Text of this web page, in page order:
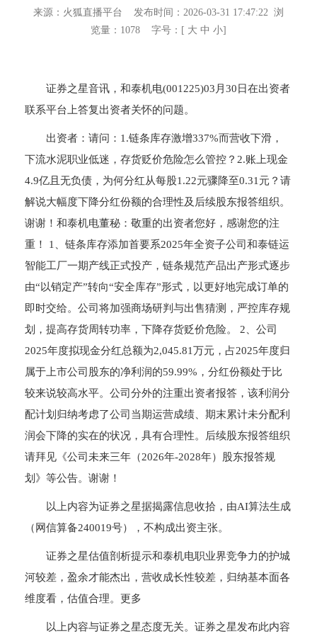
来源： 火狐直播平台 发布时间：2026-03-31 17:47:22 浏
览量： 1078字号：[ 大 中 小]
证券之星音讯，和泰机电(001225)03月30日在出资者
联系平台上答复出资者关怀的问题。
出资者：请问：1.链条库存激增337%而营收下滑，
下流水泥职业低迷，存货贬价危险怎么管控？2.账上现金
4.9亿且无负债，为何分红从每股1.22元骤降至0.31元？请
解说大幅度下降分红份额的合理性及后续股东报答组织。
谢谢！和泰机电董秘：敬重的出资者您好，感谢您的注
重！ 1、链条库存添加首要系2025年全资子公司和泰链运
智能工厂一期产线正式投产，链条规范产品出产形式逐步
由“以销定产”转向“安全库存”形式，以更好地完成订单的
即时交给。公司将加强商场研判与出售猜测，严控库存规
划，提高存货周转功率，下降存货贬价危险。 2、公司
2025年度拟现金分红总额为2,045.81万元，占2025年度归
属于上市公司股东的净利润的59.99%，分红份额处于比
较来说较高水平。公司分外的注重出资者报答，该利润分
配计划归纳考虑了公司当期运营成绩、期末累计未分配利
润会下降的实在的状况，具有合理性。后续股东报答组织
请拜见《公司未来三年（2026年-2028年）股东报答规
划》等公告。谢谢！
以上内容为证券之星据揭露信息收拾，由AI算法生成
（网信算备240019号），不构成出资主张。
证券之星估值剖析提示和泰机电职业界竞争力的护城
河较差，盈余才能杰出，营收成长性较差，归纳基本面各
维度看，估值合理。更多
以上内容与证券之星态度无关。证券之星发布此内容